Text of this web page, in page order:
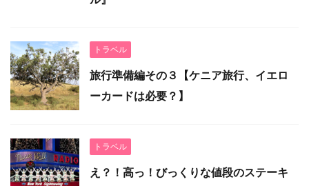
トラベル
旅行準備編その３【ケニア旅行、イエロ
ーカードは必要？】
トラベル
え？！高っ！びっくりな値段のステーキ